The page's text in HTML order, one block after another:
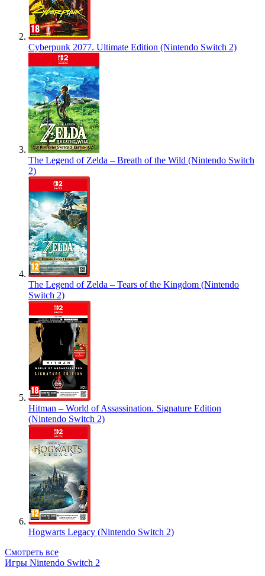
Cyberpunk 2077. Ultimate Edition (Nintendo Switch 2)
The Legend of Zelda – Breath of the Wild (Nintendo Switch
2)
The Legend of Zelda – Tears of the Kingdom (Nintendo
Switch 2)
Hitman – World of Assassination. Signature Edition
(Nintendo Switch 2)
Hogwarts Legacy (Nintendo Switch 2)
Смотреть все
Игры Nintendo Switch 2